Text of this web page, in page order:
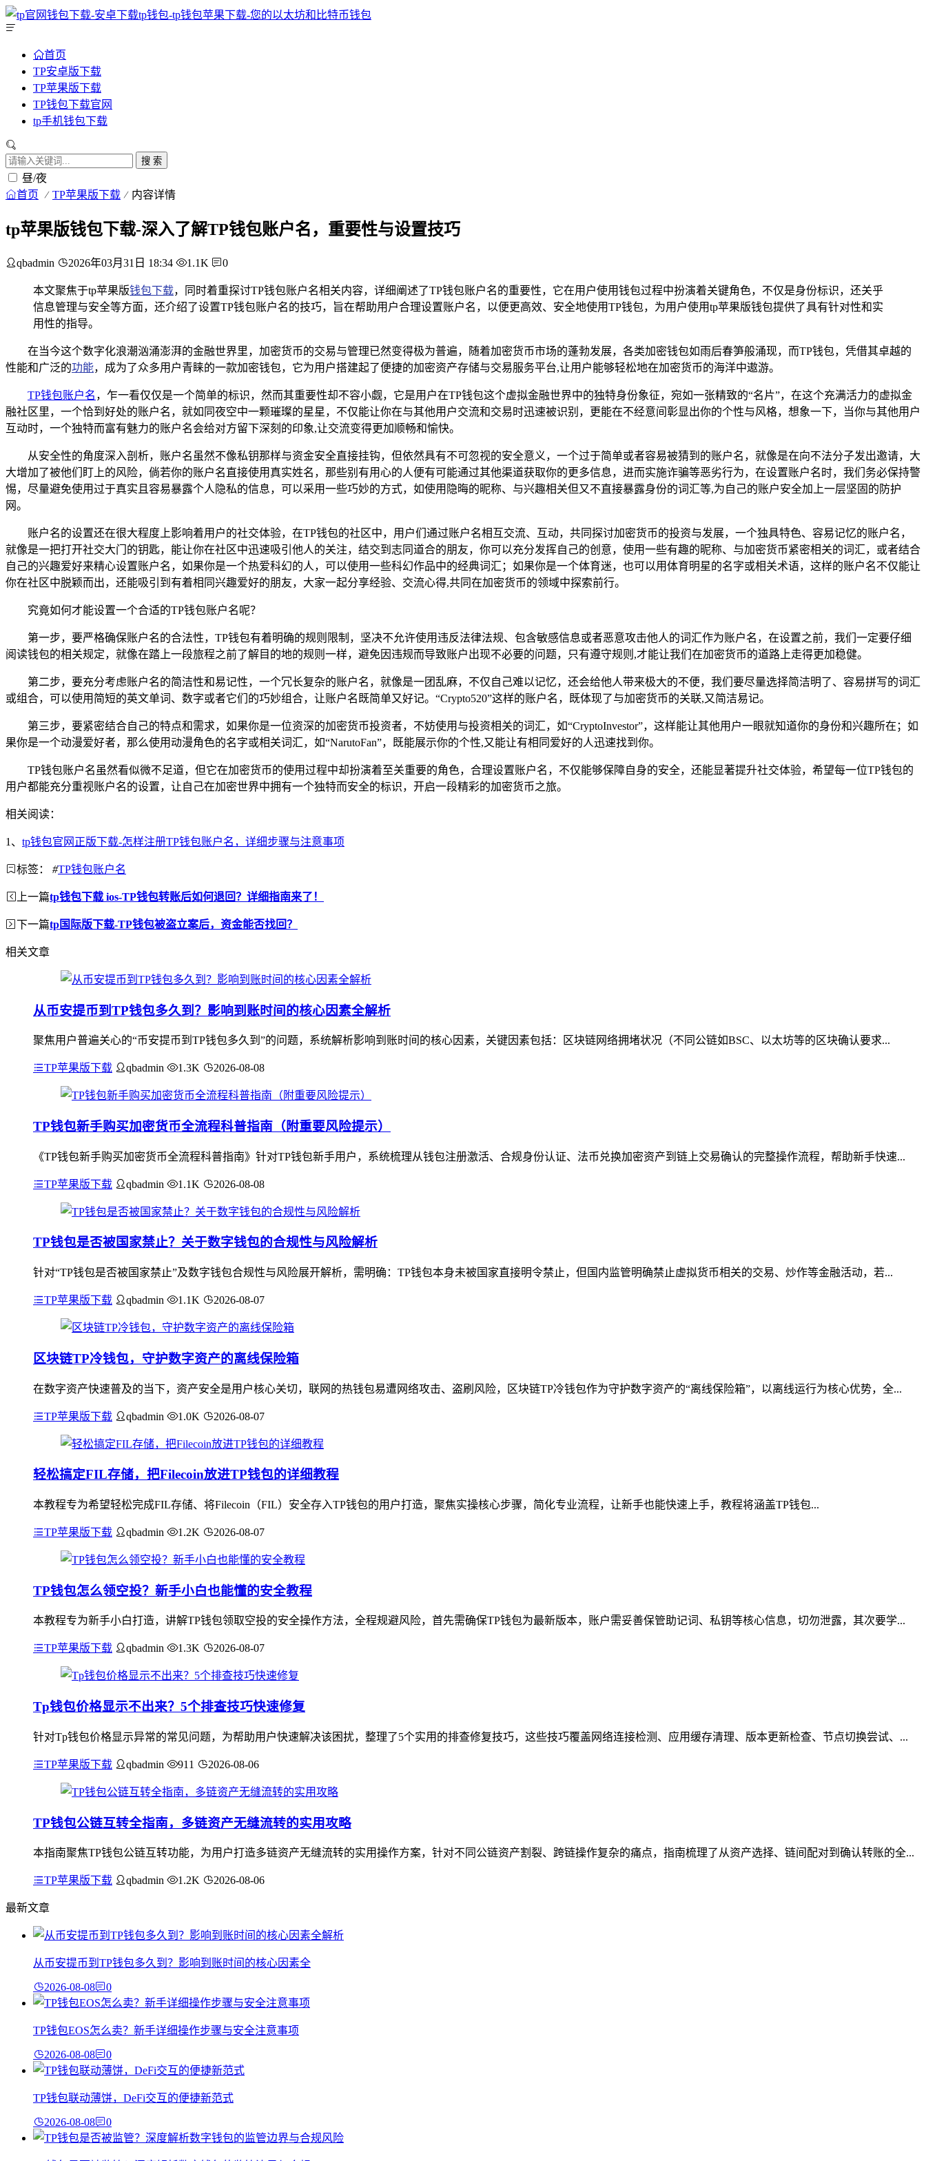
首页
TP安卓版下载
TP苹果版下载
TP钱包下载官网
tp手机钱包下载
搜 索
昼/夜
首页 TP苹果版下载 内容详情
tp苹果版钱包下载-深入了解TP钱包账户名，重要性与设置技巧
qbadmin 2026年03月31日 18:34 1.1K 0
本文聚焦于tp苹果版钱包下载，同时着重探讨TP钱包账户名相关内容，详细阐述了TP钱包账户名的重要性，它在用户使用钱包过程中扮演着关键角色，不仅是身份标识，还关乎
信息管理与安全等方面，还介绍了设置TP钱包账户名的技巧，旨在帮助用户合理设置账户名，以便更高效、安全地使用TP钱包，为用户使用tp苹果版钱包提供了具有针对性和实
用性的指导。
在当今这个数字化浪潮汹涌澎湃的金融世界里，加密货币的交易与管理已然变得极为普遍，随着加密货币市场的蓬勃发展，各类加密钱包如雨后春笋般涌现，而TP钱包，凭借其卓越的
性能和广泛的功能，成为了众多用户青睐的一款加密钱包，它为用户搭建起了便捷的加密资产存储与交易服务平台,让用户能够轻松地在加密货币的海洋中遨游。
TP钱包账户名 ，乍一看仅仅是一个简单的标识，然而其重要性却不容小觑，它是用户在TP钱包这个虚拟金融世界中的独特身份象征，宛如一张精致的“名片”，在这个充满活力的虚拟金
融社区里，一个恰到好处的账户名，就如同夜空中一颗璀璨的星星，不仅能让你在与其他用户交流和交易时迅速被识别，更能在不经意间彰显出你的个性与风格，想象一下，当你与其他用户
互动时，一个独特而富有魅力的账户名会给对方留下深刻的印象,让交流变得更加顺畅和愉快。
从安全性的角度深入剖析，账户名虽然不像私钥那样与资金安全直接挂钩，但依然具有不可忽视的安全意义，一个过于简单或者容易被猜到的账户名，就像是在向不法分子发出邀请，大
大增加了被他们盯上的风险，倘若你的账户名直接使用真实姓名，那些别有用心的人便有可能通过其他渠道获取你的更多信息，进而实施诈骗等恶劣行为，在设置账户名时，我们务必保持警
惕，尽量避免使用过于真实且容易暴露个人隐私的信息，可以采用一些巧妙的方式，如使用隐晦的昵称、与兴趣相关但又不直接暴露身份的词汇等,为自己的账户安全加上一层坚固的防护
网。
账户名的设置还在很大程度上影响着用户的社交体验，在TP钱包的社区中，用户们通过账户名相互交流、互动，共同探讨加密货币的投资与发展，一个独具特色、容易记忆的账户名，
就像是一把打开社交大门的钥匙，能让你在社区中迅速吸引他人的关注，结交到志同道合的朋友，你可以充分发挥自己的创意，使用一些有趣的昵称、与加密货币紧密相关的词汇，或者结合
自己的兴趣爱好来精心设置账户名，如果你是一个热爱科幻的人，可以使用一些科幻作品中的经典词汇；如果你是一个体育迷，也可以用体育明星的名字或相关术语，这样的账户名不仅能让
你在社区中脱颖而出，还能吸引到有着相同兴趣爱好的朋友，大家一起分享经验、交流心得,共同在加密货币的领域中探索前行。
究竟如何才能设置一个合适的TP钱包账户名呢？
第一步，要严格确保账户名的合法性，TP钱包有着明确的规则限制，坚决不允许使用违反法律法规、包含敏感信息或者恶意攻击他人的词汇作为账户名，在设置之前，我们一定要仔细
阅读钱包的相关规定，就像在踏上一段旅程之前了解目的地的规则一样，避免因违规而导致账户出现不必要的问题，只有遵守规则,才能让我们在加密货币的道路上走得更加稳健。
第二步，要充分考虑账户名的简洁性和易记性，一个冗长复杂的账户名，就像是一团乱麻，不仅自己难以记忆，还会给他人带来极大的不便，我们要尽量选择简洁明了、容易拼写的词汇
或组合，可以使用简短的英文单词、数字或者它们的巧妙组合，让账户名既简单又好记。“Crypto520”这样的账户名，既体现了与加密货币的关联,又简洁易记。
第三步，要紧密结合自己的特点和需求，如果你是一位资深的加密货币投资者，不妨使用与投资相关的词汇，如“CryptoInvestor”，这样能让其他用户一眼就知道你的身份和兴趣所在；如
果你是一个动漫爱好者，那么使用动漫角色的名字或相关词汇，如“NarutoFan”，既能展示你的个性,又能让有相同爱好的人迅速找到你。
TP钱包账户名虽然看似微不足道，但它在加密货币的使用过程中却扮演着至关重要的角色，合理设置账户名，不仅能够保障自身的安全，还能显著提升社交体验，希望每一位TP钱包的
用户都能充分重视账户名的设置，让自己在加密世界中拥有一个独特而安全的标识，开启一段精彩的加密货币之旅。
相关阅读：
1、 tp钱包官网正版下载-怎样注册TP钱包账户名，详细步骤与注意事项
标签： #TP钱包账户名
上一篇tp钱包下载 ios-TP钱包转账后如何退回？详细指南来了！
下一篇tp国际版下载-TP钱包被盗立案后，资金能否找回？
相关文章
从币安提币到TP钱包多久到？影响到账时间的核心因素全解析
聚焦用户普遍关心的“币安提币到TP钱包多久到”的问题，系统解析影响到账时间的核心因素，关键因素包括：区块链网络拥堵状况（不同公链如BSC、以太坊等的区块确认要求...
TP苹果版下载 qbadmin 1.3K 2026-08-08
TP钱包新手购买加密货币全流程科普指南（附重要风险提示）
《TP钱包新手购买加密货币全流程科普指南》针对TP钱包新手用户，系统梳理从钱包注册激活、合规身份认证、法币兑换加密资产到链上交易确认的完整操作流程，帮助新手快速...
TP苹果版下载 qbadmin 1.1K 2026-08-08
TP钱包是否被国家禁止？关于数字钱包的合规性与风险解析
针对“TP钱包是否被国家禁止”及数字钱包合规性与风险展开解析，需明确：TP钱包本身未被国家直接明令禁止，但国内监管明确禁止虚拟货币相关的交易、炒作等金融活动，若...
TP苹果版下载 qbadmin 1.1K 2026-08-07
区块链TP冷钱包，守护数字资产的离线保险箱
在数字资产快速普及的当下，资产安全是用户核心关切，联网的热钱包易遭网络攻击、盗刷风险，区块链TP冷钱包作为守护数字资产的“离线保险箱”，以离线运行为核心优势，全...
TP苹果版下载 qbadmin 1.0K 2026-08-07
轻松搞定FIL存储，把Filecoin放进TP钱包的详细教程
本教程专为希望轻松完成FIL存储、将Filecoin（FIL）安全存入TP钱包的用户打造，聚焦实操核心步骤，简化专业流程，让新手也能快速上手，教程将涵盖TP钱包...
TP苹果版下载 qbadmin 1.2K 2026-08-07
TP钱包怎么领空投？新手小白也能懂的安全教程
本教程专为新手小白打造，讲解TP钱包领取空投的安全操作方法，全程规避风险，首先需确保TP钱包为最新版本，账户需妥善保管助记词、私钥等核心信息，切勿泄露，其次要学...
TP苹果版下载 qbadmin 1.3K 2026-08-07
Tp钱包价格显示不出来？5个排查技巧快速修复
针对Tp钱包价格显示异常的常见问题，为帮助用户快速解决该困扰，整理了5个实用的排查修复技巧，这些技巧覆盖网络连接检测、应用缓存清理、版本更新检查、节点切换尝试、...
TP苹果版下载 qbadmin 911 2026-08-06
TP钱包公链互转全指南，多链资产无缝流转的实用攻略
本指南聚焦TP钱包公链互转功能，为用户打造多链资产无缝流转的实用操作方案，针对不同公链资产割裂、跨链操作复杂的痛点，指南梳理了从资产选择、链间配对到确认转账的全...
TP苹果版下载 qbadmin 1.2K 2026-08-06
最新文章
从币安提币到TP钱包多久到？影响到账时间的核心因素全
2026-08-08 0
TP钱包EOS怎么卖？新手详细操作步骤与安全注意事项
2026-08-08 0
TP钱包联动薄饼，DeFi交互的便捷新范式
2026-08-08 0